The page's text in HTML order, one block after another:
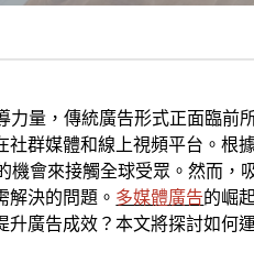
量，傳統廣告形式正面臨
社群媒體和線上視頻平台。
機會來接觸全球受眾。然而
決的問題。 多媒體廣告的崛
升廣告成效？本文將探討如何